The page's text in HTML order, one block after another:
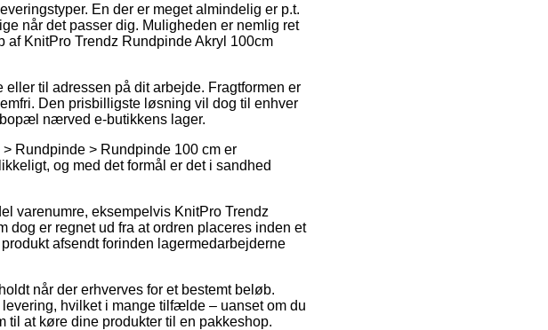
En der er meget almindelig er p.t.
når det passer dig. Muligheden er nemlig ret
KnitPro Trendz Rundpinde Akryl 100cm
til adressen på dit arbejde. Fragtformen er
Den prisbilligste løsning vil dog til enhver
nærved e-butikkens lager.
Rundpinde > Rundpinde 100 cm er
og med det formål er det i sandhed
varenumre, eksempelvis KnitPro Trendz
dog er regnet ud fra at ordren placeres inden et
afsendt forinden lagermedarbejderne
når der erhverves for et bestemt beløb.
hvilket i mange tilfælde – uanset om du
at køre dine produkter til en pakkeshop.